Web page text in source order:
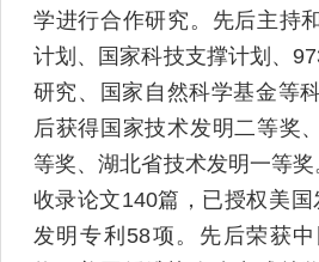
学进行合作研究。先后主持
计划、国家科技支撑计划、
研究、国家自然科学基金等
后获得国家技术发明二等奖
等奖、湖北省技术发明一等
收录论文140篇，已授权美
发明专利58项。先后荣获